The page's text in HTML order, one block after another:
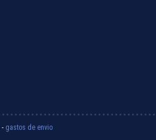
- gastos de envio